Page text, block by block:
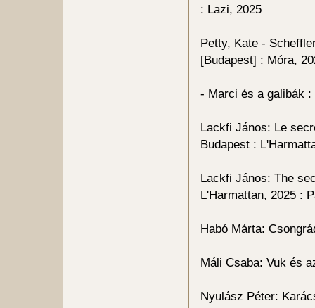
: Lazi, 2025
Petty, Kate -
[Budapest] : Móra,
- Marci és a galibák
Lackfi János: Le
Budapest :
Lackfi János: The
L'Harmattan, 2025 :
Habó Márta:
Máli Csaba: Vuk és
Nyulász Péter: